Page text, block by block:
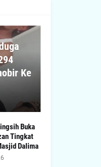
Ke
Buka
Tingkat
Dalima